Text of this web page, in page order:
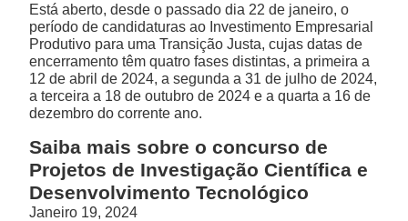
Está aberto, desde o passado dia 22 de janeiro, o
período de candidaturas ao Investimento Empresarial
Produtivo para uma Transição Justa, cujas datas de
encerramento têm quatro fases distintas, a primeira a
12 de abril de 2024, a segunda a 31 de julho de 2024,
a terceira a 18 de outubro de 2024 e a quarta a 16 de
dezembro do corrente ano.
Saiba mais sobre o concurso de
Projetos de Investigação Científica e
Desenvolvimento Tecnológico
Janeiro 19, 2024